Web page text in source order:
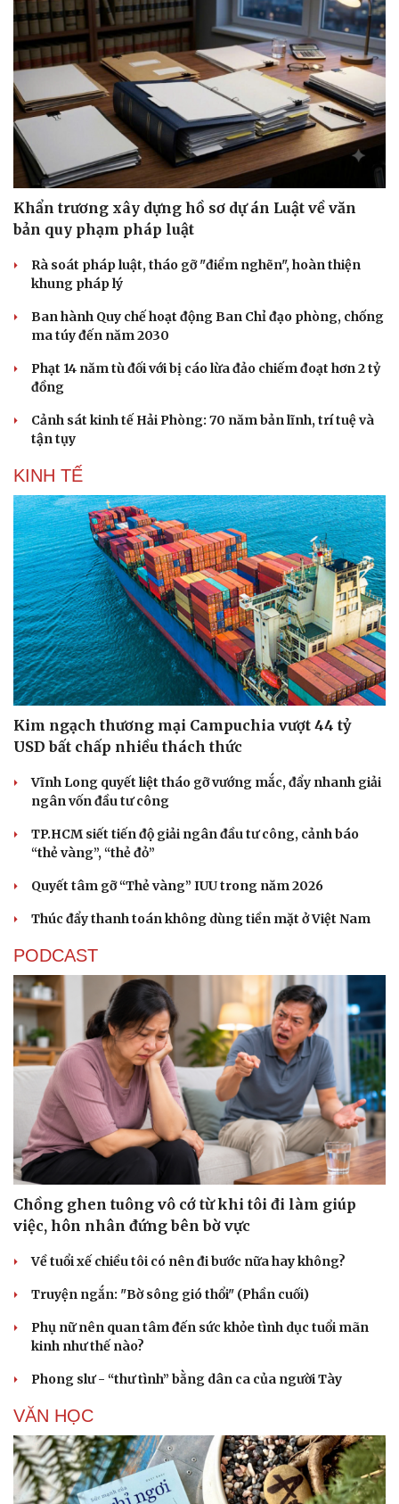
Tư vấn
Săn Tour
Câu chuyện thời sự
Kể chuyện cho bé
Khẩn trương xây dựng hồ sơ dự án Luật về văn
bản quy phạm pháp luật
Rà soát pháp luật, tháo gỡ "điểm nghẽn", hoàn thiện
khung pháp lý
Ban hành Quy chế hoạt động Ban Chỉ đạo phòng, chống
ma túy đến năm 2030
Phạt 14 năm tù đối với bị cáo lừa đảo chiếm đoạt hơn 2 tỷ
đồng
Cảnh sát kinh tế Hải Phòng: 70 năm bản lĩnh, trí tuệ và
tận tụy
KINH TẾ
Kim ngạch thương mại Campuchia vượt 44 tỷ
USD bất chấp nhiều thách thức
Vĩnh Long quyết liệt tháo gỡ vướng mắc, đẩy nhanh giải
ngân vốn đầu tư công
TP.HCM siết tiến độ giải ngân đầu tư công, cảnh báo
“thẻ vàng”, “thẻ đỏ”
Quyết tâm gỡ “Thẻ vàng” IUU trong năm 2026
Thúc đẩy thanh toán không dùng tiền mặt ở Việt Nam
PODCAST
Chồng ghen tuông vô cớ từ khi tôi đi làm giúp
việc, hôn nhân đứng bên bờ vực
Về tuổi xế chiều tôi có nên đi bước nữa hay không?
Truyện ngắn: "Bờ sông gió thổi" (Phần cuối)
Phụ nữ nên quan tâm đến sức khỏe tình dục tuổi mãn
kinh như thế nào?
Phong slư - “thư tình” bằng dân ca của người Tày
VĂN HỌC